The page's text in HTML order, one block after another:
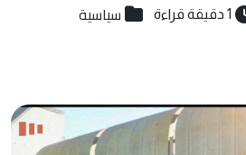
1 دقيقة قراءة سياسية